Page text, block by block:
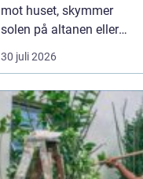
mot huset, skymmer
solen på altanen eller
visar tecken på röta
uppstår ofta samma
eller tas ned?
Trädfällning är ett större
ingrepp i trädgården än
många tror. Det handlar
30 juli 2026